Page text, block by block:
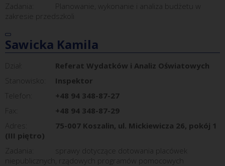
Zadania:
Planowanie, wykonanie i analiza budżetu w
zakresie przedszkoli
Sawicka Kamila
Dział:
Referat Wydatków i Analiz Oświatowych
Stanowisko:
Inspektor
Telefon:
+48 94 348-87-27
Fax:
+48 94 348-87-29
Adres:
75-007 Koszalin, ul. Mickiewicza 26, pokój 1
(III piętro)
Zadania:
sprawy dotyczące dotowania placówek
niepublicznych, rządowych programów pomocowych